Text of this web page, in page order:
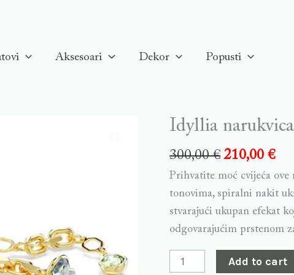
Aksesoari Dekor Popusti
Idyllia
300,00€ 210,00€
Prihvatite moć cvijeća ove
tonovima, spiralni nakit
stvarajući ukupan efekat
odgovarajućim prstenom
Idyllia
Višebojna,
Pozlata
quantity
Add to cart